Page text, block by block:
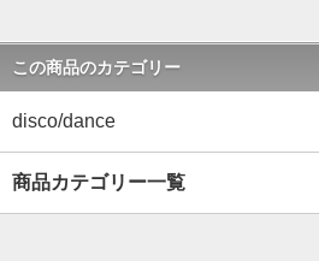
この商品のカテゴリー
disco/dance
商品カテゴリー一覧